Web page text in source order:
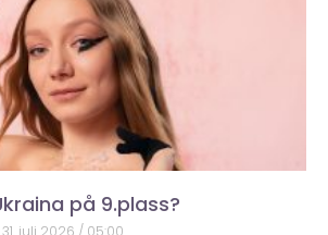
på 9.plass?
31. juli 2026 05:00